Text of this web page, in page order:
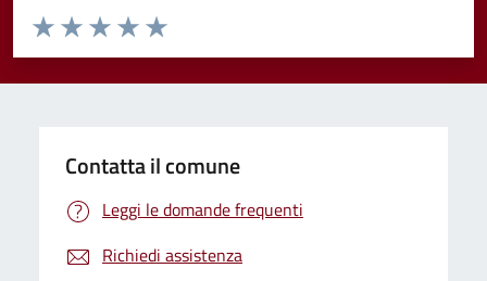
Valuta da 1 a 5 stelle la pagina
Valuta 5 stelle su 5
Valuta 4 stelle su 5
Valuta 3 stelle su 5
Valuta 2 stelle su 5
Valuta 1 stelle su 5
Contatta il comune
Leggi le domande frequenti
Richiedi assistenza